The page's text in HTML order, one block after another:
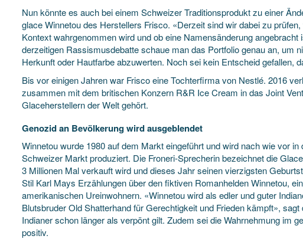
Nun könnte es auch bei einem Schweizer Traditionsprodukt zu einer
glace Winnetou des Herstellers Frisco. «Derzeit sind wir dabei zu
Kontext wahrgenommen wird und ob eine Namensänderung
derzeitigen Rassismusdebatte schaue man das Portfolio genau an, um
Herkunft oder Hautfarbe abzuwerten. Noch sei kein Entscheid gefallen,
Bis vor einigen Jahren war Frisco eine Tochterfirma von Nestlé. 2016
zusammen mit dem britischen Konzern R&R Ice Cream in das Joint
Glaceherstellern der Welt gehört.
Genozid an Bevölkerung wird ausgeblendet
Winnetou wurde 1980 auf dem Markt eingeführt und wird nach wie vor
Schweizer Markt produziert. Die Froneri-­Sprecherin bezeichnet die
3 Millionen Mal verkauft wird und dieses Jahr seinen vierzigsten
Stil Karl Mays Erzählungen über den fiktiven Romanhelden Winnetou,
amerikanischen Ureinwohnern. «Winnetou wird als edler und guter
Blutsbruder Old Shatterhand für Gerechtigkeit und Frieden kämpft»,
Indianer schon länger als verpönt gilt. Zudem sei die Wahrnehmung im
positiv.